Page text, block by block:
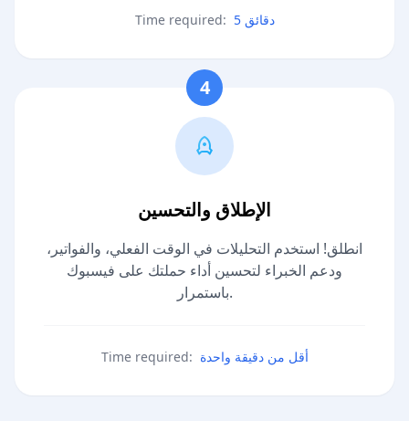
Time required: 5 دقائق
4
الإطلاق والتحسين
انطلق! استخدم التحليلات في الوقت الفعلي، والفواتير،
ودعم الخبراء لتحسين أداء حملتك على فيسبوك
باستمرار.
Time required: أقل من دقيقة واحدة